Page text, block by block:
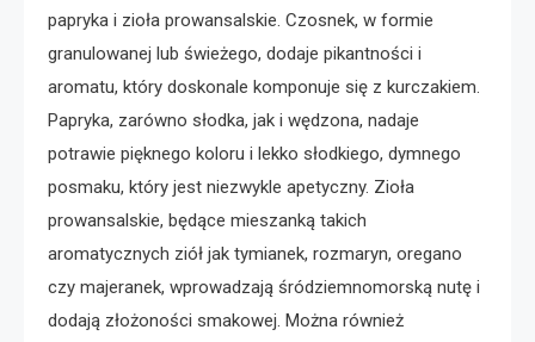
papryka i zioła prowansalskie. Czosnek, w formie
granulowanej lub świeżego, dodaje pikantności i
aromatu, który doskonale komponuje się z kurczakiem.
Papryka, zarówno słodka, jak i wędzona, nadaje
potrawie pięknego koloru i lekko słodkiego, dymnego
posmaku, który jest niezwykle apetyczny. Zioła
prowansalskie, będące mieszanką takich
aromatycznych ziół jak tymianek, rozmaryn, oregano
czy majeranek, wprowadzają śródziemnomorską nutę i
dodają złożoności smakowej. Można również